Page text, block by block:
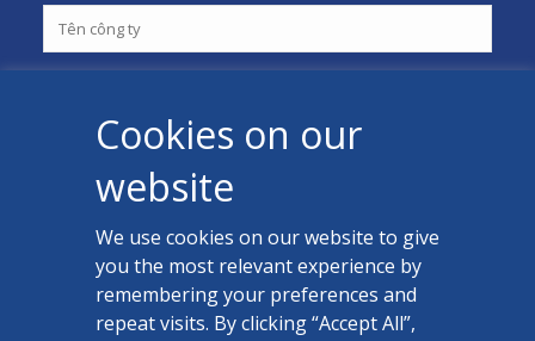
LIÊN HỆ
Cookies on our
website
We use cookies on our website to give
you the most relevant experience by
remembering your preferences and
repeat visits. By clicking “Accept All”,